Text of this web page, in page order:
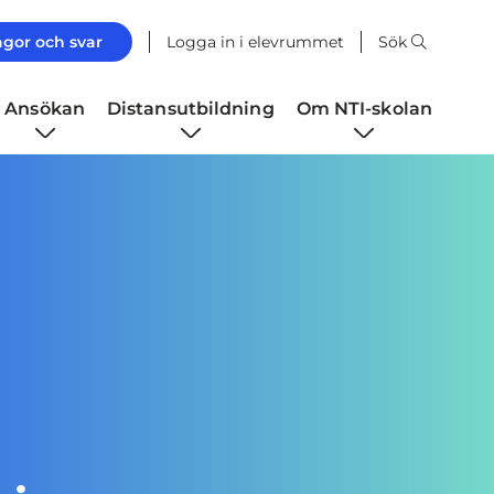
och svar Logga in i elevrummet Sök
Ansökan Distansutbildning Om NTI-skolan